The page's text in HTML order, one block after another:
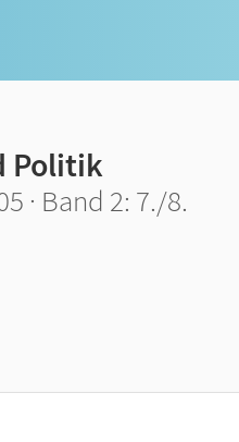
Politik
· Band 2: 7./8.